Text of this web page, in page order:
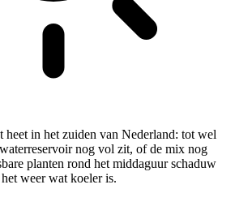
heet in het zuiden van Nederland: tot wel
nog vol zit, of de mix nog
planten rond het middaguur schaduw
weer wat koeler is.